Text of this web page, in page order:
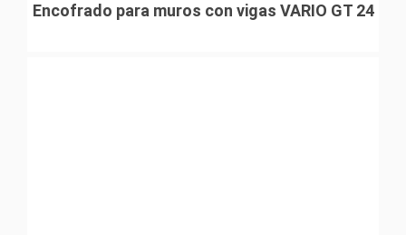
Encofrado para muros con vigas VARIO GT 24